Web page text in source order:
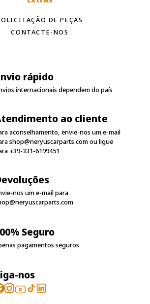
DE PEÇAS
CONTACTE-NOS
rápido
internacionais dependem do país
ao cliente
aconselhamento, envie-nos um e-mail
shop@neryuscarparts.comou ligue
+39-331-6199451
nos um e-mail para
Seguro
pagamentos seguros
nos